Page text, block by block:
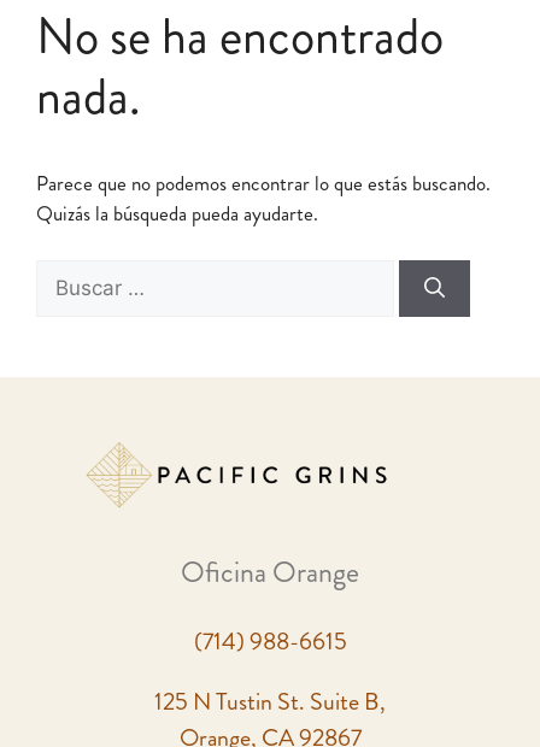
No se ha encontrado
nada.
Parece que no podemos encontrar lo que estás buscando.
Quizás la búsqueda pueda ayudarte.
Oficina Orange
(714) 988-6615
125 N Tustin St. Suite B,
Orange, CA 92867